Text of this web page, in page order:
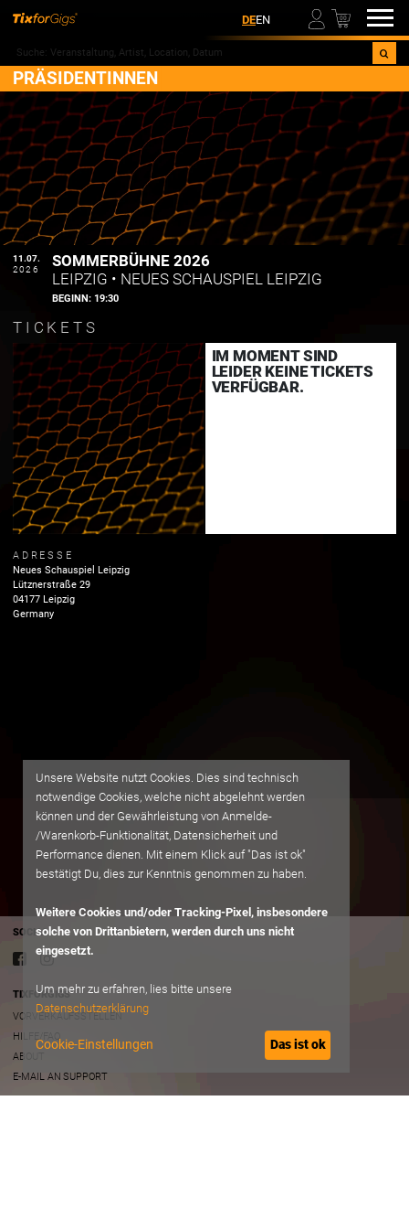
DEEN 00
PRÄSIDENTINNEN
11.07.
2026
SOMMERBÜHNE 2026
LEIPZIG • NEUES SCHAUSPIEL LEIPZIG
BEGINN:19:30
TICKETS
IM MOMENT SIND
LEIDER KEINE TICKETS
VERFÜGBAR.
ADRESSE
Neues Schauspiel Leipzig
Lütznerstraße 29
04177 Leipzig
Germany
SOCIAL
TIXFORGIGS
VORVERKAUFSSTELLEN
HILFE/FAQ
ABOUT
E-MAIL AN SUPPORT
Unsere Website nutzt Cookies. Dies sind technisch
notwendige Cookies, welche nicht abgelehnt werden
können und der Gewährleistung von Anmelde-
/Warenkorb-Funktionalität, Datensicherheit und
Performance dienen. Mit einem Klick auf "Das ist ok"
bestätigt Du, dies zur Kenntnis genommen zu haben.
Weitere Cookies und/oder Tracking-Pixel, insbesondere
solche von Drittanbietern, werden durch uns nicht
eingesetzt.
Um mehr zu erfahren, lies bitte unsere
Datenschutzerklärung
Cookie-Einstellungen Das ist ok